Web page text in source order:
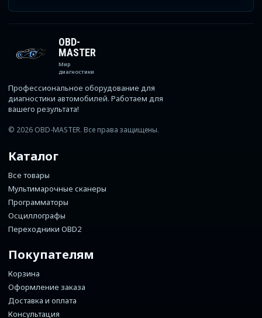
OBD-
MASTER
Мир
диагностики
Профессиональное оборудование для
диагностики автомобилей. Работаем для
вашего результата!
© 2026 OBD-MASTER. Все права защищены.
Каталог
Все товары
Мультимарочные сканеры
Программаторы
Осциллографы
Переходники OBD2
Покупателям
Корзина
Оформление заказа
Доставка и оплата
Консультация